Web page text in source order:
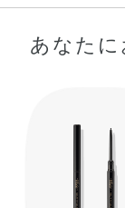
あなた